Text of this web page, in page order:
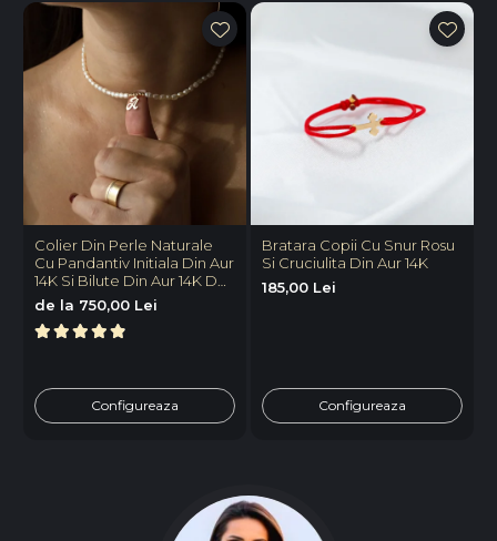
Colier Din Perle Naturale
Cu Pandantiv Initiala Din Aur
14K Si Bilute Din Aur 14K De
2.5mm
de la 750,00 Lei
Configureaza
Bratara Copii Cu Snur Rosu
Si Cruciulita Din Aur 14K
185,00 Lei
Configureaza